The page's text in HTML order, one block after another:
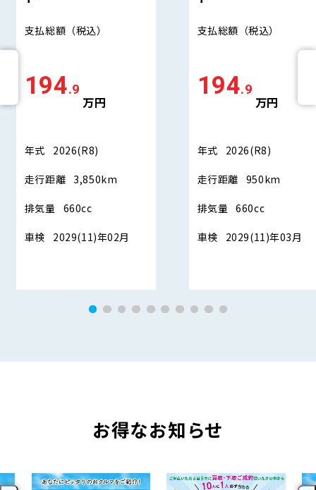
支払総額 （税込）
194.9
万円
年式 2026(R8)
走行距離 3,850km
排気量 660cc
車検 2029(11)年02月
支払総額 （税込）
194.9
万円
年式 2026(R8)
走行距離 950km
排気量 660cc
車検 2029(11)年03月
お得なお知らせ